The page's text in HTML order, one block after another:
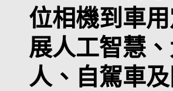
位相機到車
展人工智慧
人、自駕車